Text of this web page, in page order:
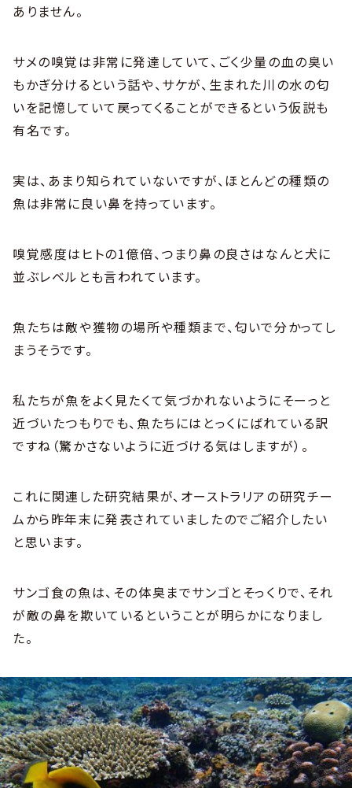
ありません。
サメの嗅覚は非常に発達していて、ごく少量の血の臭い
もかぎ分けるという話や、サケが、生まれた川の水の匂
いを記憶していて戻ってくることができるという仮説も
有名です。
実は、あまり知られていないですが、ほとんどの種類の
魚は非常に良い鼻を持っています。
嗅覚感度はヒトの1億倍、つまり鼻の良さはなんと犬に
並ぶレベルとも言われています。
魚たちは敵や獲物の場所や種類まで、匂いで分かってし
まうそうです。
私たちが魚をよく見たくて気づかれないようにそーっと
近づいたつもりでも、魚たちにはとっくにばれている訳
ですね（驚かさないように近づける気はしますが）。
これに関連した研究結果が、オーストラリアの研究チー
ムから昨年末に発表されていましたのでご紹介したい
と思います。
サンゴ食の魚は、その体臭までサンゴとそっくりで、それ
が敵の鼻を欺いているということが明らかになりまし
た。